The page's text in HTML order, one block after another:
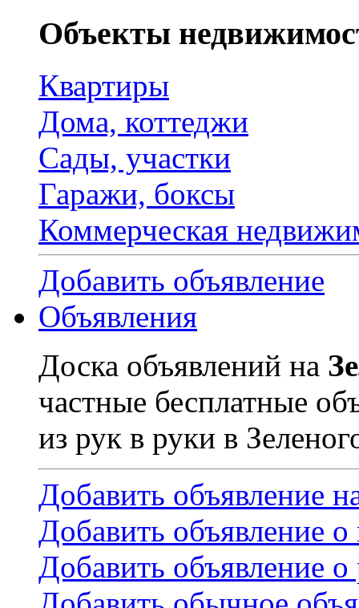
Объекты
Квартиры
Дома, коттеджи
Сады, участки
Гаражи, боксы
Коммерческая
Добавить объявление
Объявления
Доска объявлений на
частные бесплатные
из рук в руки в
Добавить объявление
Добавить объявление
Добавить объявление о